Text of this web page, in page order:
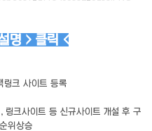
명 > 클릭 <
링크 사이트 등록
링크사이트 등 신규사이트 개설 후 구
위상승